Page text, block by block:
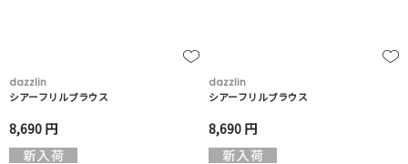
dazzlin
シアーフリルブラウス
8,690 円
dazzlin
シアーフリルブラウス
8,690 円